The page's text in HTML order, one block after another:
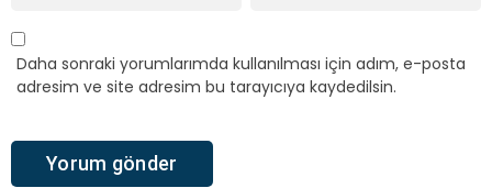
Daha sonraki yorumlarımda kullanılması için adım, e-posta
adresim ve site adresim bu tarayıcıya kaydedilsin.